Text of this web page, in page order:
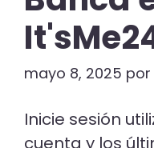
mayo 8, 2025 por
Inicie sesión
cuenta y los